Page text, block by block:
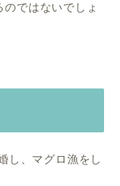
ではないでしょ
し、マグロ漁をし